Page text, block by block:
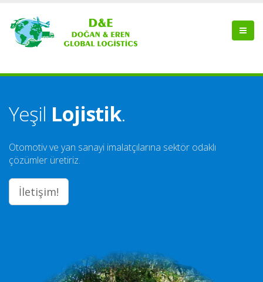
Yeşil Lojistik.
Otomotiv ve yan sanayi imalatçılarına sektör odaklı
çözümler üretiriz.
İletişim!